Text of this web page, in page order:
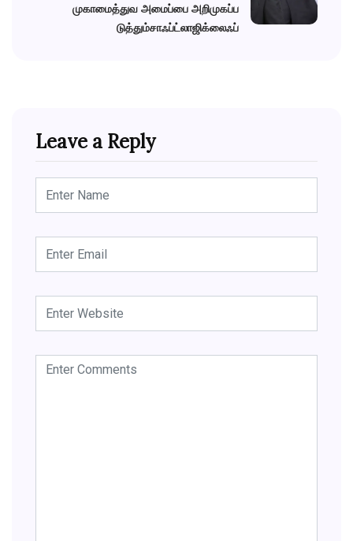
முகாமைத்துவ அமைப்பை அறிமுகப்ப
டுத்தும்சாஃப்ட்லாஜிக்லைஃப்
Leave a Reply